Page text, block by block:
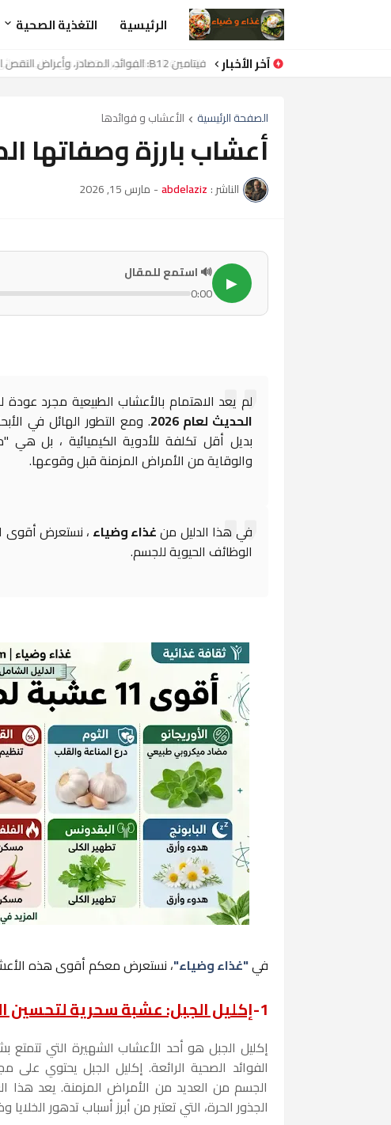
الرئيسية التغذية الصحية
آخر الأخبار
فيتامين B12: الفوائد، المصادر، وأعراض النقص التي يجب الانتباه لها
الصفحة الرئيسية الأعشاب و فوائدها
أعشاب بارزة وصفاتها
الناشر : abdelaziz
- مارس 15, 2026
▶
🔊 استمع للمقال
0:00
لم يعد الاهتمام بالأعشاب الطبيعية مجرد عودة
الحديث لعام 2026
. ومع التطور الهائل في
بديل أقل تكلفة للأدوية الكيميائية ، بل
والوقاية من الأمراض المزمنة قبل وقوعها.
في هذا الدليل منغذاء وضياء ، نستعرض أقوى
الوظائف الحيوية للجسم.
في"غذاء وضياء"، نستعرض معكم أقوى هذه الأعشاب
1- إكليل الجبل: عشبة سحرية لتحسين
إكليل الجبل هو أحد الأعشاب الشهيرة التي
الفوائد الصحية الرائعة. إكليل الجبل يحتوي
الجسم من العديد من الأمراض المزمنة. يعد هذا
الجذور الحرة، التي تعتبر من أبرز أسباب تدهور